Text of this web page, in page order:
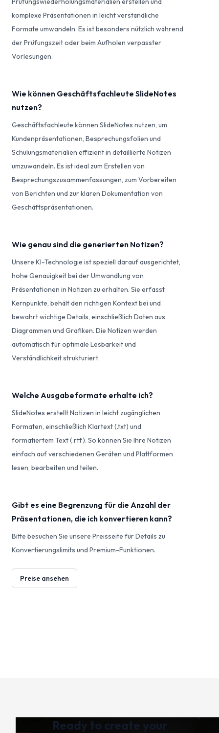
komplexe Präsentationen in leicht verständliche
Formate umwandeln. Es ist besonders nützlich während
der Prüfungszeit oder beim Aufholen verpasster
Vorlesungen.
Wie können Geschäftsfachleute SlideNotes
nutzen?
Geschäftsfachleute können SlideNotes nutzen, um
Kundenpräsentationen, Besprechungsfolien und
Schulungsmaterialien effizient in detaillierte Notizen
umzuwandeln. Es ist ideal zum Erstellen von
Besprechungszusammenfassungen, zum Vorbereiten
von Berichten und zur klaren Dokumentation von
Geschäftspräsentationen.
Wie genau sind die generierten Notizen?
Unsere KI-Technologie ist speziell darauf ausgerichtet,
hohe Genauigkeit bei der Umwandlung von
Präsentationen in Notizen zu erhalten. Sie erfasst
Kernpunkte, behält den richtigen Kontext bei und
bewahrt wichtige Details, einschließlich Daten aus
Diagrammen und Grafiken. Die Notizen werden
automatisch für optimale Lesbarkeit und
Verständlichkeit strukturiert.
Welche Ausgabeformate erhalte ich?
SlideNotes erstellt Notizen in leicht zugänglichen
Formaten, einschließlich Klartext (.txt) und
formatiertem Text (.rtf). So können Sie Ihre Notizen
einfach auf verschiedenen Geräten und Plattformen
lesen, bearbeiten und teilen.
Gibt es eine Begrenzung für die Anzahl der
Präsentationen, die ich konvertieren kann?
Bitte besuchen Sie unsere Preisseite für Details zu
Konvertierungslimits und Premium-Funktionen.
Preise ansehen
Ready to create your